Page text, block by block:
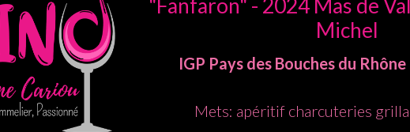
"Fanfaron" - 2024 Mas de
Michel
IGP Pays des Bouches du Rhône
Mets: apéritif charcuteries